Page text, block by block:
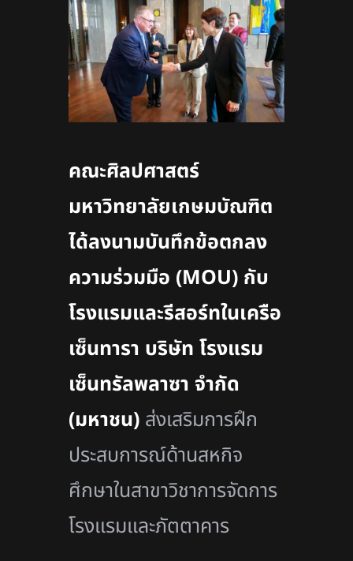
คณะศิลปศาสตร์
มหาวิทยาลัยเกษมบัณฑิต
ได้ลงนามบันทึกข้อตกลง
ความร่วมมือ (MOU) กับ
โรงแรมและรีสอร์ทในเครือ
เซ็นทารา บริษัท โรงแรม
เซ็นทรัลพลาซา จำกัด
(มหาชน) ส่งเสริมการฝึก
ประสบการณ์ด้านสหกิจ
ศึกษาในสาขาวิชาการจัดการ
โรงแรมและภัตตาคาร